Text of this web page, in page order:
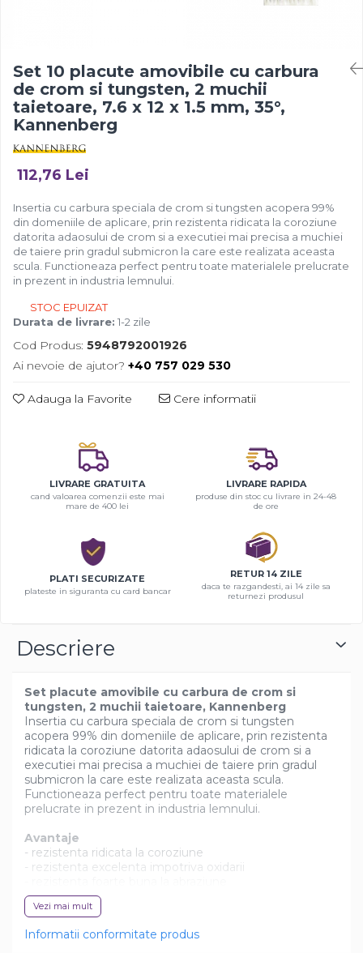
Set 10 placute amovibile cu carbura
de crom si tungsten, 2 muchii
taietoare, 7.6 x 12 x 1.5 mm, 35°,
Kannenberg
112,76 Lei
Insertia cu carbura speciala de crom si tungsten acopera 99%
din domeniile de aplicare, prin rezistenta ridicata la coroziune
datorita adaosului de crom si a executiei mai precisa a muchiei
de taiere prin gradul submicron la care este realizata aceasta
scula. Functioneaza perfect pentru toate materialele prelucrate
in prezent in industria lemnului.
STOC EPUIZAT
Durata de livrare: 1-2 zile
Cod Produs: 5948792001926
Ai nevoie de ajutor? +40 757 029 530
Adauga la Favorite Cere informatii
LIVRARE GRATUITA
cand valoarea comenzii este mai
mare de 400 lei
LIVRARE RAPIDA
produse din stoc cu livrare in 24-48
de ore
PLATI SECURIZATE
plateste in siguranta cu card bancar
RETUR 14 ZILE
daca te razgandesti, ai 14 zile sa
returnezi produsul
Descriere
Set placute amovibile cu carbura de crom si
tungsten, 2 muchii taietoare, Kannenberg
Insertia cu carbura speciala de crom si tungsten
acopera 99% din domeniile de aplicare, prin rezistenta
ridicata la coroziune datorita adaosului de crom si a
executiei mai precisa a muchiei de taiere prin gradul
submicron la care este realizata aceasta scula.
Functioneaza perfect pentru toate materialele
prelucrate in prezent in industria lemnului.
Avantaje
- rezistenta ridicata la coroziune
- rezistenta excelenta impotriva oxidarii
- eficienta inalta datorita perioadei lungi de utilizare
- placi aglomerate (PAL)
Vezi mai mult
Informatii conformitate produs